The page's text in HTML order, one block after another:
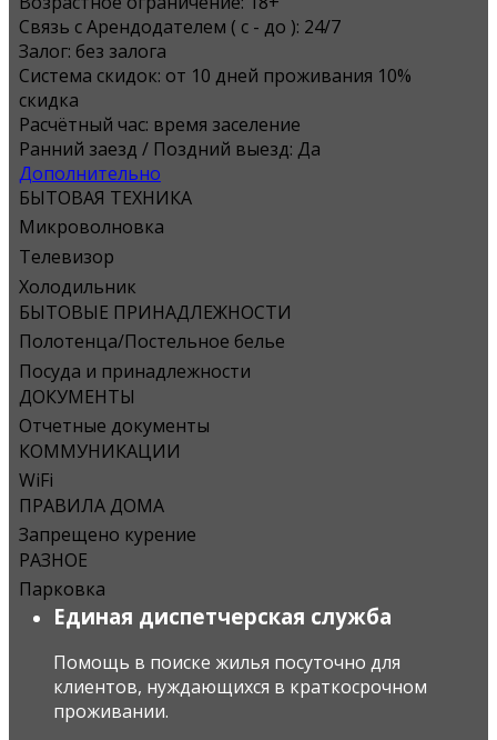
Связь с Арендодателем ( с - до ): 24/7
Залог: без залога
Система скидок: от 10 дней проживания 10%
скидка
Расчётный час: время заселение
Ранний заезд / Поздний выезд: Да
Дополнительно
БЫТОВАЯ ТЕХНИКА
Микроволновка
Телевизор
Холодильник
БЫТОВЫЕ ПРИНАДЛЕЖНОСТИ
Полотенца/Постельное белье
Посуда и принадлежности
ДОКУМЕНТЫ
Отчетные документы
КОММУНИКАЦИИ
WiFi
ПРАВИЛА ДОМА
Запрещено курение
РАЗНОЕ
Парковка
Единая диспетчерская служба
Помощь в поиске жилья посуточно для
клиентов, нуждающихся в краткосрочном
проживании.